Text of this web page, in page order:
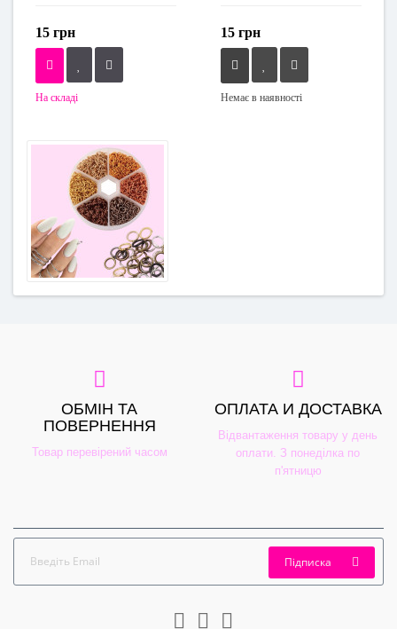
15 грн
На складі
15 грн
Немає в наявності
ОБМІН ТА
ПОВЕРНЕННЯ
Товар перевірений часом
ОПЛАТА И ДОСТАВКА
Відвантаження товару у день
оплати. З понеділка по
п'ятницю
Підписка